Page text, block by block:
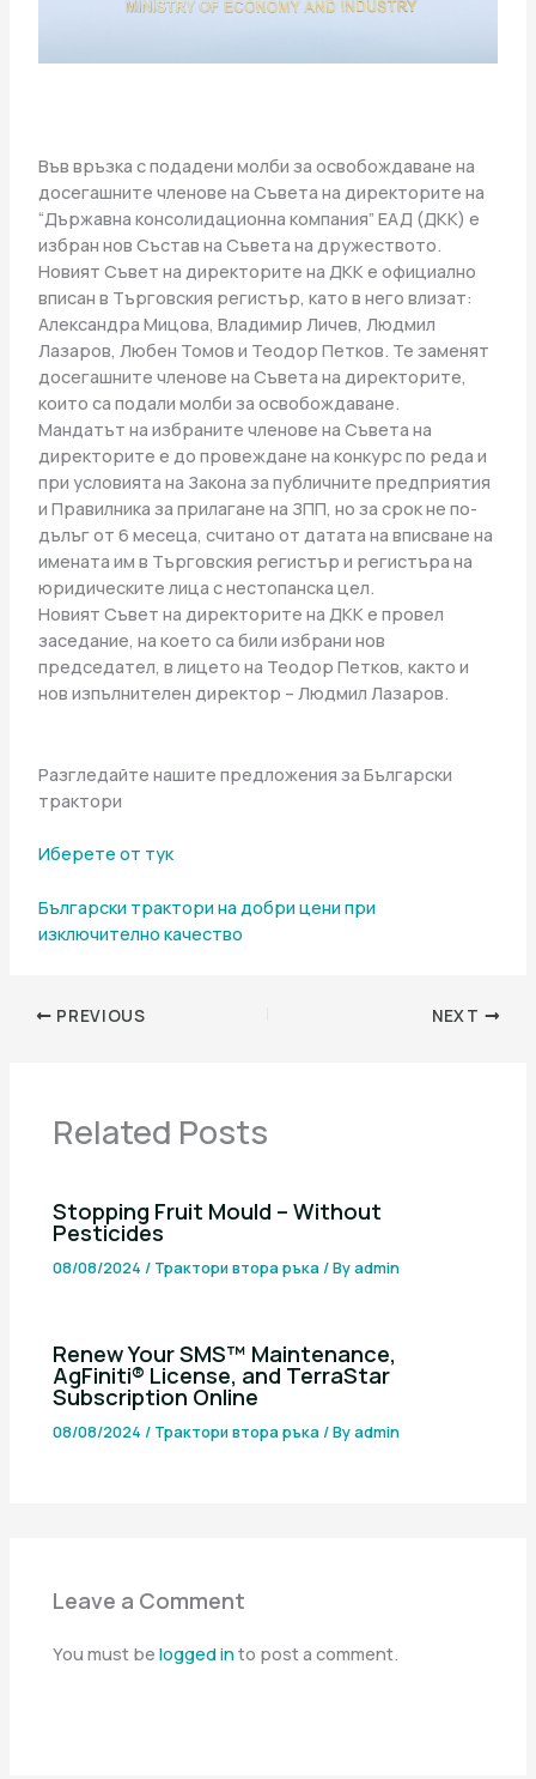
Във връзка с подадени молби за освобождаване на
досегашните членове на Съвета на директорите на
“Държавна консолидационна компания” ЕАД (ДКК) е
избран нов Състав на Съвета на дружеството.
Новият Съвет на директорите на ДКК е официално
вписан в Търговския регистър, като в него влизат:
Александра Мицова, Владимир Личев, Людмил
Лазаров, Любен Томов и Теодор Петков. Те заменят
досегашните членове на Съвета на директорите,
които са подали молби за освобождаване.
Мандатът на избраните членове на Съвета на
директорите е до провеждане на конкурс по реда и
при условията на Закона за публичните предприятия
и Правилника за прилагане на ЗПП, но за срок не по-
дълъг от 6 месеца, считано от датата на вписване на
имената им в Търговския регистър и регистъра на
юридическите лица с нестопанска цел.
Новият Съвет на директорите на ДКК е провел
заседание, на което са били избрани нов
председател, в лицето на Теодор Петков, както и
нов изпълнителен директор – Людмил Лазаров.
Разгледайте нашите предложения за Български
трактори
Иберете от тук
Български трактори на добри цени при
изключително качество
PREVIOUS NEXT
Related Posts
Stopping Fruit Mould – Without
Pesticides
08/08/2024/ Трактори втора ръка/ Byadmin
Renew Your SMS™ Maintenance,
AgFiniti® License, and TerraStar
Subscription Online
08/08/2024/ Трактори втора ръка/ Byadmin
Leave a Comment
You must belogged into post a comment.